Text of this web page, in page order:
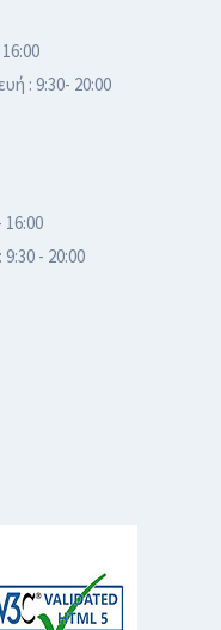
: 9:30- 20:00
- 20:00